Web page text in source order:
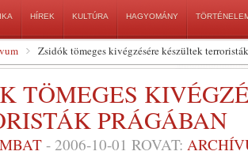
HÍREK KULTÚRA HAGYOMÁNY
Zsidók tömeges kivégzésére készültek
TÖMEGES
PRÁGÁBAN
- 2006-10-01 ROVAT: